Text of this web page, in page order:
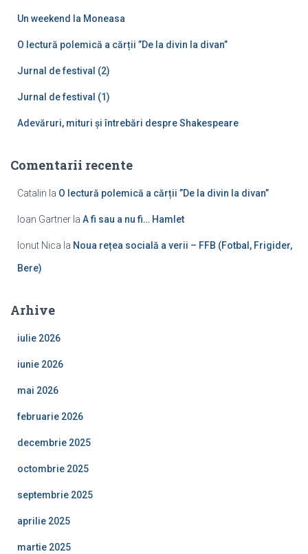
Un weekend la Moneasa
O lectură polemică a cărții ”De la divin la divan”
Jurnal de festival (2)
Jurnal de festival (1)
Adevăruri, mituri și întrebări despre Shakespeare
Comentarii recente
Catalin la O lectură polemică a cărții ”De la divin la divan”
Ioan Gartner la A fi sau a nu fi… Hamlet
Ionut Nica la Noua rețea socială a verii – FFB (Fotbal, Frigider,
Bere)
Arhive
iulie 2026
iunie 2026
mai 2026
februarie 2026
decembrie 2025
octombrie 2025
septembrie 2025
aprilie 2025
martie 2025